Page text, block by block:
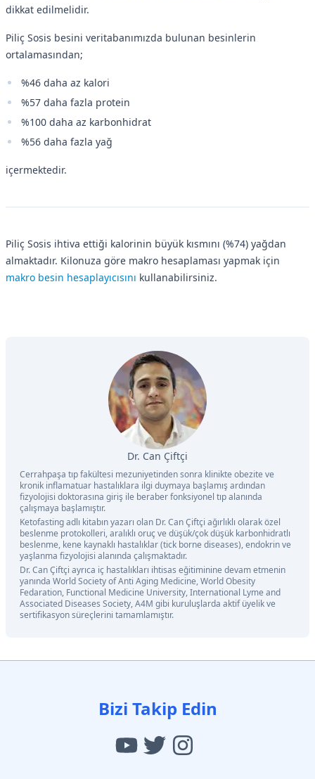
dikkat edilmelidir.
Piliç Sosis besini veritabanımızda bulunan besinlerin
ortalamasından;
%46 daha az kalori
%57 daha fazla protein
%100 daha az karbonhidrat
%56 daha fazla yağ
içermektedir.
Piliç Sosis ihtiva ettiği kalorinin büyük kısmını (%74) yağdan
almaktadır. Kilonuza göre makro hesaplaması yapmak için
makro besin hesaplayıcısını kullanabilirsiniz.
Dr. Can Çiftçi
Cerrahpaşa tıp fakültesi mezuniyetinden sonra klinikte obezite ve
kronik inflamatuar hastalıklara ilgi duymaya başlamış ardından
fizyolojisi doktorasına giriş ile beraber fonksiyonel tıp alanında
çalışmaya başlamıştır.
Ketofasting adlı kitabın yazarı olan Dr. Can Çiftçi ağırlıklı olarak özel
beslenme protokolleri, aralıklı oruç ve düşük/çok düşük karbonhidratlı
beslenme, kene kaynaklı hastalıklar (tick borne diseases), endokrin ve
yaşlanma fizyolojisi alanında çalışmaktadır.
Dr. Can Çiftçi ayrıca iç hastalıkları ihtisas eğitiminine devam etmenin
yanında World Society of Anti Aging Medicine, World Obesity
Fedaration, Functional Medicine University, International Lyme and
Associated Diseases Society, A4M gibi kuruluşlarda aktif üyelik ve
sertifikasyon süreçlerini tamamlamıştır.
Bizi Takip Edin